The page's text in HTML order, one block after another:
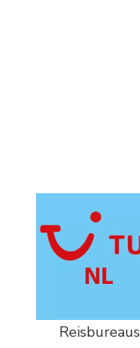
Reisbureaus